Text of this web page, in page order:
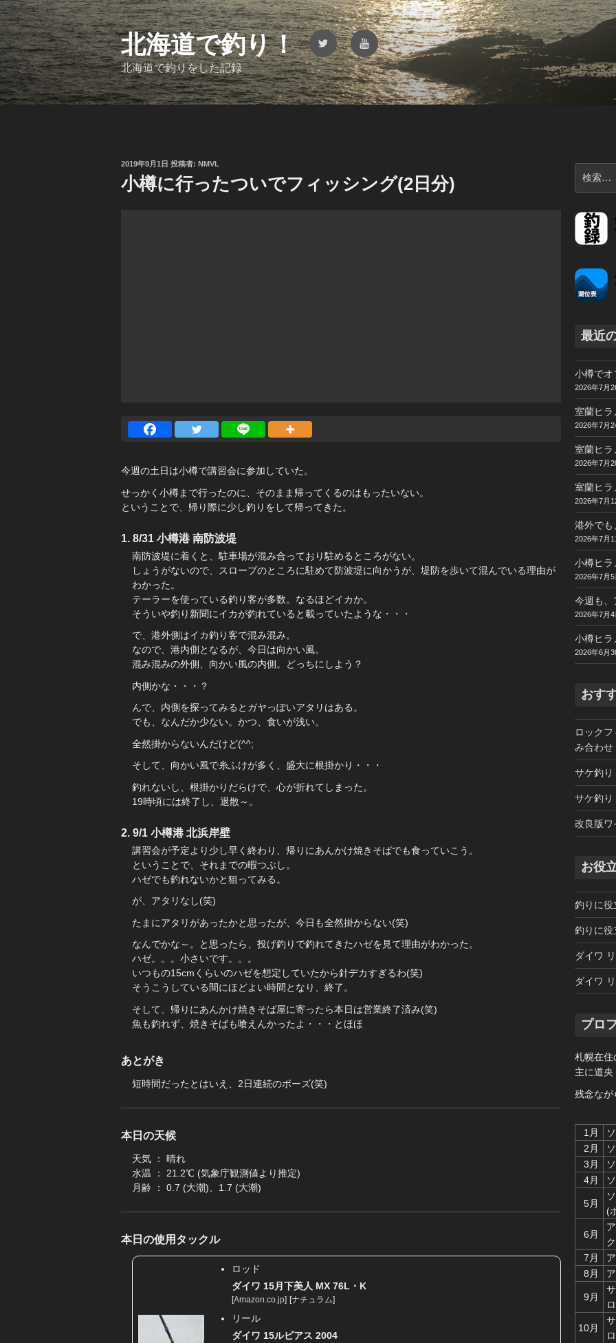
コ
ン
テ
ン
ツ
へ
ス
キ
北海道で釣り！
北海道で釣りをした記録
Twitter YouTube
投
日:
2019年9月1日 投稿者: NMVL
小樽に行ったついでフィッシング(2日分)
今週の土日は小樽で講習会に参加していた。
せっかく小樽まで行ったのに、そのまま帰ってくるのはもったいない。
ということで、帰り際に少し釣りをして帰ってきた。
8/31 小樽港 南防波堤
南防波堤に着くと、駐車場が混み合っており駐めるところがない。
しょうがないので、スロープのところに駐めて防波堤に向かうが、堤防を歩いて混んでいる理由が
わかった。
テーラーを使っている釣り客が多数。なるほどイカか。
そういや釣り新聞にイカが釣れていると載っていたような・・・
で、港外側はイカ釣り客で混み混み。
なので、港内側となるが、今日は向かい風。
混み混みの外側、向かい風の内側。どっちにしよう？
内側かな・・・？
んで、内側を探ってみるとガヤっぽいアタリはある。
でも、なんだか少ない。かつ、食いが浅い。
全然掛からないんだけど(^^;
そして、向かい風で糸ふけが多く、盛大に根掛かり・・・
釣れないし、根掛かりだらけで、心が折れてしまった。
19時頃には終了し、退散～。
9/1 小樽港 北浜岸壁
講習会が予定より少し早く終わり、帰りにあんかけ焼きそばでも食っていこう。
ということで、それまでの暇つぶし。
ハゼでも釣れないかと狙ってみる。
が、アタリなし(笑)
たまにアタリがあったかと思ったが、今日も全然掛からない(笑)
なんでかな～。と思ったら、投げ釣りで釣れてきたハゼを見て理由がわかった。
ハゼ。。。小さいです。。。
いつもの15cmくらいのハゼを想定していたから針デカすぎるわ(笑)
そうこうしている間にほどよい時間となり、終了。
そして、帰りにあんかけ焼きそば屋に寄ったら本日は営業終了済み(笑)
魚も釣れず、焼きそばも喰えんかったよ・・・とほほ
あとがき
短時間だったとはいえ、2日連続のボーズ(笑)
本日の天候
天気 ： 晴れ
水温 ： 21.2℃ (気象庁観測値より推定)
月齢 ： 0.7 (大潮)、1.7 (大潮)
本日の使用タックル
ロッド
ダイワ 15月下美人 MX 76L・K
[Amazon.co.jp] [ナチュラム]
リール
ダイワ 15ルビアス 2004
索:
最近
小樽でオ
2026年7月
室蘭ヒラ
2026年7月
室蘭ヒラ
2026年7月
室蘭ヒラ
2026年7月
港外でも
2026年7月
小樽ヒラ
2026年7月5
今週も、
2026年7月4
小樽ヒラ
2026年6月
おす
ロック
み合わせ
サケ釣り
サケ釣り
改良版ワ
お役
釣りに役
釣りに役
ダイワ
ダイワ
プロ
札幌在住
主に道
残念なが
1月
2月
3月
4月
5月
(
6月
7月
8月
9月
10月